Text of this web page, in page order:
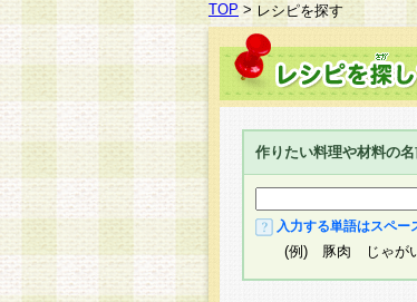
TOP >レシピを探す
作りたい料理や材料の
入力する単語はスペー
(例) 豚肉 じゃがい